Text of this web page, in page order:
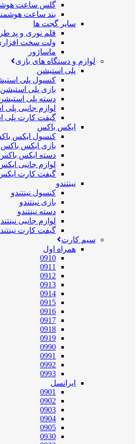
گلس ساعت
بند ساعت
سایر گجت ها
قلم نوری و پد
ولت سخت
ماساژور
لوازم و دستگاه های بازی
پلی استیشن
کنسول پلی
بازی پلی استیشن
دسته پلی
لوازم جانبی پلی
گیفت کارت پلی
ایکس باکس
کنسول ایکس
بازی ایکس باکس
دسته ایکس
لوازم جانبی
گیفت کارت
نینتندو
کنسول نینتندو
بازی نینتندو
دسته نینتندو
لوازم جانبی
گیفت کارت
سیم کارت
همراه اول
0910
0911
0912
0913
0914
0915
0916
0917
0918
0919
0990
0991
0992
0993
ایرانسل
0901
0902
0903
0904
0905
0930